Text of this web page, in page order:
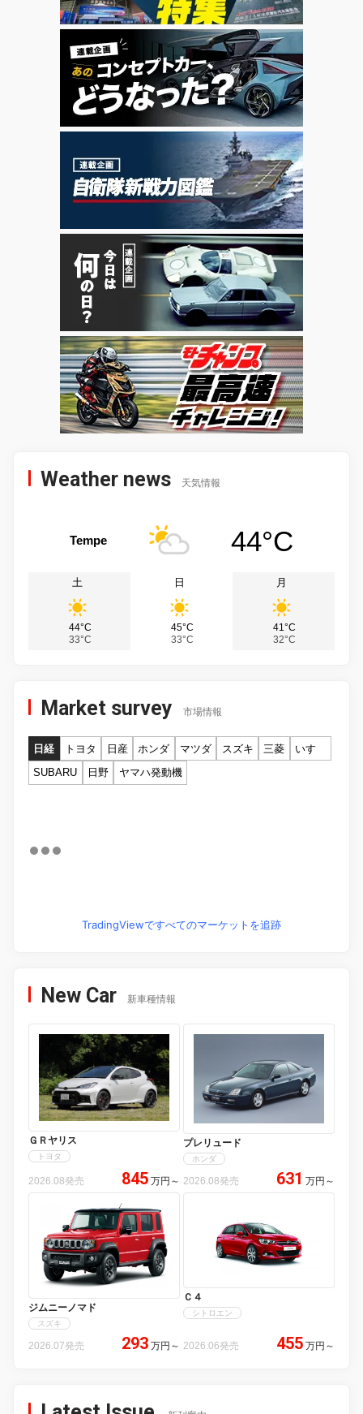
Weather news 天気情報
Tempe 44°C
土
44°C
33°C
日
45°C
33°C
月
41°C
32°C
Market survey 市場情報
日経 トヨタ 日産 ホンダ マツダ スズキ 三菱
いすゞ
SUBARU
日野 ヤマハ発動機
TradingViewですべてのマーケットを追跡
New Car 新車種情報
ＧＲヤリス
トヨタ
2026.08発売 845 万円 ～
プレリュード
ホンダ
2026.08発売 631 万円 ～
ジムニーノマド
スズキ
2026.07発売 293 万円 ～
Ｃ４
シトロエン
2026.06発売 455 万円 ～